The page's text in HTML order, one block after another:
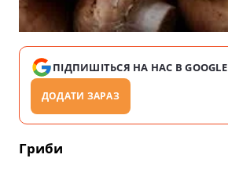
ПІДПИШІТЬСЯ НА НАС В GOOGLE
ДОДАТИ ЗАРАЗ
Гриби